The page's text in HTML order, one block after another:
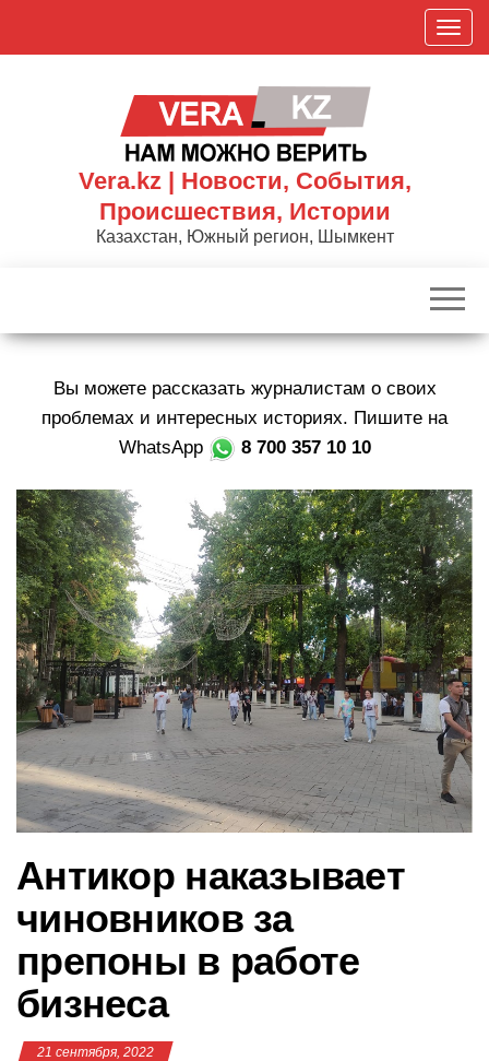
П
о
к
р
в
и
г
а
ц
и
ю
Vera.kz | Новости, События,
Происшествия, Истории
Казахстан, Южный регион, Шымкент
Вы можете рассказать журналистам о своих
проблемах и интересных историях. Пишите на
WhatsApp
8 700 357 10 10
Антикор наказывает
чиновников за
препоны в работе
бизнеса
21 сентября, 2022